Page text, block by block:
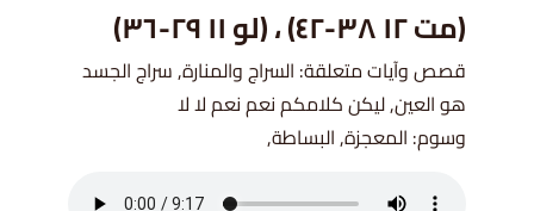
(مت ١٢ ٣٨-٤٢) ، (لو ١١ ٢٩-٣٦)
قصص وآيات متعلقة: السراج والمنارة, سراج الجسد
هو العين, ليكن كلامكم نعم نعم لا لا
وسوم: المعجزة, البساطة,